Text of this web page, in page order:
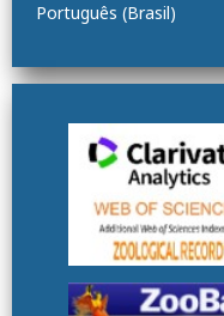
Português (Brasil)